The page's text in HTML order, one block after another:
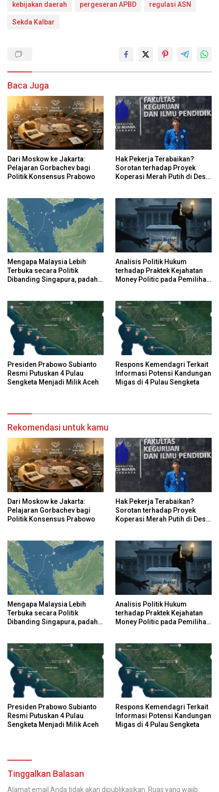
kebijakan daerah pergeseran APBD regulasi ASN
Sekda Kalbar
Baca Juga
Dari Moskow ke Jakarta:
Pelajaran Gorbachev bagi
Politik Konsensus Prabowo
Hak Pekerja Terabaikan?
Sorotan terhadap Proyek
Koperasi Merah Putih di Desa
Mengapa Malaysia Lebih
Terbuka secara Politik
Dibanding Singapura, padahal
Analisis Politik Hukum
terhadap Praktek Kejahatan
Money Politic pada Pemilihan
Presiden Prabowo Subianto
Resmi Putuskan 4 Pulau
Sengketa Menjadi Milik Aceh
Respons Kemendagri Terkait
Informasi Potensi Kandungan
Migas di 4 Pulau Sengketa
Rekomendasi untuk kamu
Dari Moskow ke Jakarta:
Pelajaran Gorbachev bagi
Politik Konsensus Prabowo
Hak Pekerja Terabaikan?
Sorotan terhadap Proyek
Koperasi Merah Putih di Desa
Mengapa Malaysia Lebih
Terbuka secara Politik
Dibanding Singapura, padahal
Analisis Politik Hukum
terhadap Praktek Kejahatan
Money Politic pada Pemilihan
Presiden Prabowo Subianto
Resmi Putuskan 4 Pulau
Sengketa Menjadi Milik Aceh
Respons Kemendagri Terkait
Informasi Potensi Kandungan
Migas di 4 Pulau Sengketa
Tinggalkan Balasan
Alamat email Anda tidak akan dipublikasikan. Ruas yang wajib